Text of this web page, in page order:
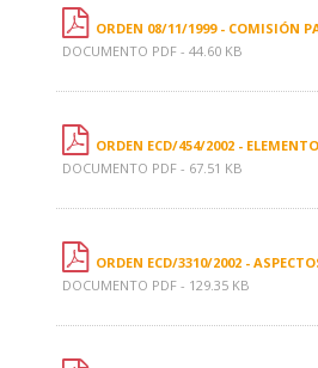
ORDEN 08/11/1999 - COMISIÓN
DOCUMENTO PDF - 44.60 KB
ORDEN ECD/454/2002 -
DOCUMENTO PDF - 67.51 KB
ORDEN ECD/3310/2002 -
DOCUMENTO PDF - 129.35 KB